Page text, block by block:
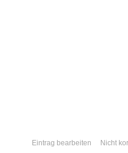
Nicht
Eintrag bearbeiten